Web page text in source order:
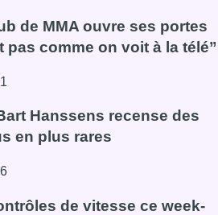
de MMA ouvre ses portes
pas comme on voit à la télé”
club de MMA ouvre ses portes à
Hanssens recense des
en plus rares
Bart Hanssens recense des
de vitesse ce week-